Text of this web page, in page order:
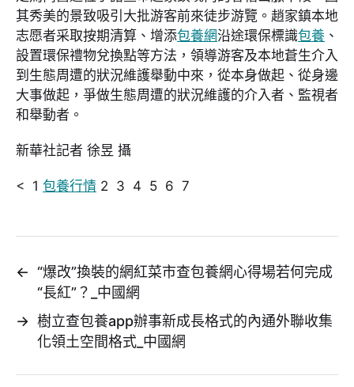
其秀美的景致吸引大批游客前來徒步游覽。趙家鎮本地
志愿者采取按期清算、增添包養網沿途環保標識包養 、
設置環保禮物兌換點等方法，領導游客及本地蒼生介入
到生態周遭的狀況維護舉動中來，從本身做起、從身邊
大事做起，爭做生態周遭的狀況維護的介入者、監視者
和舉動者。
新華社記者 徐昱 攝
< 1 包養行情 2 3 4 5 6 7
←
“爆改”換裝的網紅菜市查包養網心得場若何完成
“長紅”？_中國網
→ 樹立查包養app辦事新成長格式的內通外聯收集
化領土空間格式_中國網